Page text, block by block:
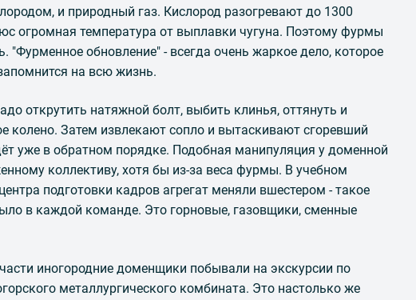
и природный газ. Кислород разогревают до 1300
огромная температура от выплавки чугуна. Поэтому фурмы
"Фурменное обновление" - всегда очень жаркое дело, которое
на всю жизнь.
открутить натяжной болт, выбить клинья, оттянуть и
колено. Затем извлекают сопло и вытаскивают сгоревший
уже в обратном порядке. Подобная манипуляция у доменной
коллективу, хотя бы из-за веса фурмы. В учебном
подготовки кадров агрегат меняли вшестером - такое
в каждой команде. Это горновые, газовщики, сменные
иногородние доменщики побывали на экскурсии по
металлургического комбината. Это настолько же